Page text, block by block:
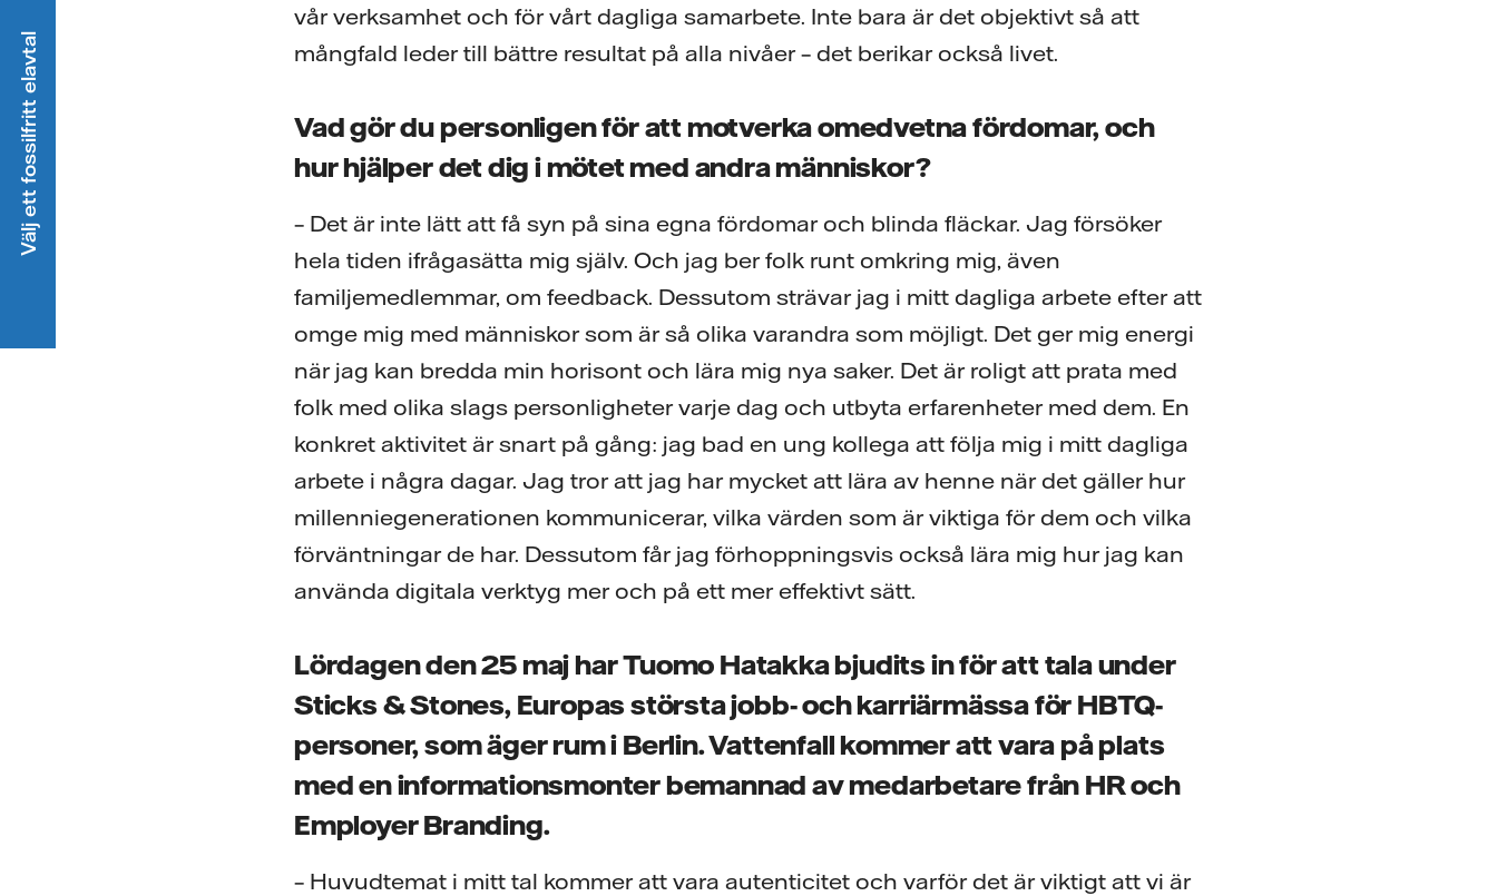
vår verksamhet och för vårt dagliga samarbete. Inte bara är det objektivt så att
mångfald leder till bättre resultat på alla nivåer – det berikar också livet.
Vad gör du personligen för att motverka omedvetna fördomar, och
hur hjälper det dig i mötet med andra människor?
– Det är inte lätt att få syn på sina egna fördomar och blinda fläckar. Jag försöker
hela tiden ifrågasätta mig själv. Och jag ber folk runt omkring mig, även
familjemedlemmar, om feedback. Dessutom strävar jag i mitt dagliga arbete efter att
omge mig med människor som är så olika varandra som möjligt. Det ger mig energi
när jag kan bredda min horisont och lära mig nya saker. Det är roligt att prata med
folk med olika slags personligheter varje dag och utbyta erfarenheter med dem. En
konkret aktivitet är snart på gång: jag bad en ung kollega att följa mig i mitt dagliga
arbete i några dagar. Jag tror att jag har mycket att lära av henne när det gäller hur
millenniegenerationen kommunicerar, vilka värden som är viktiga för dem och vilka
förväntningar de har. Dessutom får jag förhoppningsvis också lära mig hur jag kan
använda digitala verktyg mer och på ett mer effektivt sätt.
Lördagen den 25 maj har Tuomo Hatakka bjudits in för att tala under
Sticks & Stones, Europas största jobb- och karriärmässa för HBTQ-
personer, som äger rum i Berlin. Vattenfall kommer att vara på plats
med en informationsmonter bemannad av medarbetare från HR och
Employer Branding.
– Huvudtemat i mitt tal kommer att vara autenticitet och varför det är viktigt att vi är
Välj ett fossilfritt elavtal